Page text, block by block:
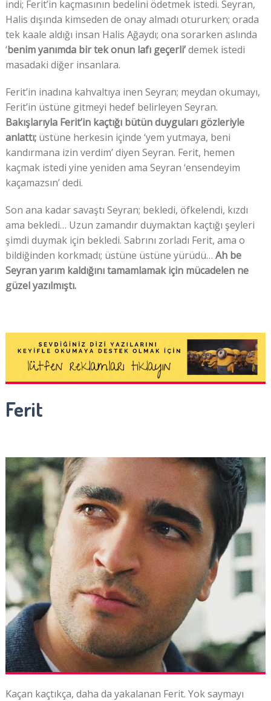
indi; Ferit’in kaçmasının bedelini ödetmek istedi. Seyran,
Halis dışında kimseden de onay almadı otururken; orada
tek kaale aldığı insan Halis Ağaydı; ona sorarken aslında
‘benim yanımda bir tek onun lafı geçerli’demek istedi
masadaki diğer insanlara.
Ferit’in inadına kahvaltıya inen Seyran; meydan okumayı,
Ferit’in üstüne gitmeyi hedef belirleyen Seyran.
Bakışlarıyla Ferit’in kaçtığı bütün duyguları gözleriyle
anlattı;üstüne herkesin içinde ‘yem yutmaya, beni
kandırmana izin verdim’ diyen Seyran. Ferit, hemen
kaçmak istedi yine yeniden ama Seyran ‘ensendeyim
kaçamazsın’ dedi.
Son ana kadar savaştı Seyran; bekledi, öfkelendi, kızdı
ama bekledi… Uzun zamandır duymaktan kaçtığı şeyleri
şimdi duymak için bekledi. Sabrını zorladı Ferit, ama o
bildiğinden korkmadı; üstüne üstüne yürüdü… Ah be
Seyran yarım kaldığını tamamlamak için mücadelen ne
güzel yazılmıştı.
Ferit
Kaçan kaçtıkça, daha da yakalanan Ferit. Yok saymayı